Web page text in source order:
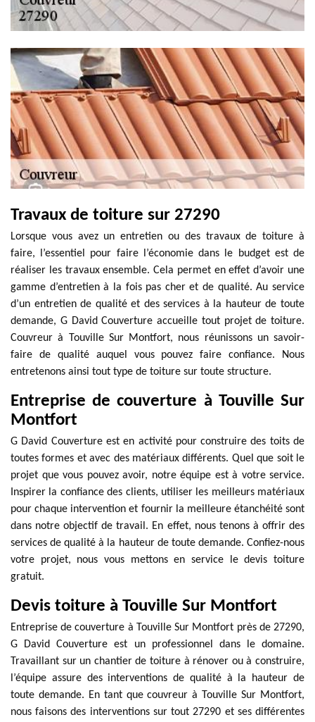
Travaux de toiture sur 27290
Lorsque vous avez un entretien ou des travaux de toiture à
faire, l’essentiel pour faire l’économie dans le budget est de
réaliser les travaux ensemble. Cela permet en effet d’avoir une
gamme d’entretien à la fois pas cher et de qualité. Au service
d’un entretien de qualité et des services à la hauteur de toute
demande, G David Couverture accueille tout projet de toiture.
Couvreur à Touville Sur Montfort, nous réunissons un savoir-
faire de qualité auquel vous pouvez faire confiance. Nous
entretenons ainsi tout type de toiture sur toute structure.
Entreprise de couverture à Touville Sur
Montfort
G David Couverture est en activité pour construire des toits de
toutes formes et avec des matériaux différents. Quel que soit le
projet que vous pouvez avoir, notre équipe est à votre service.
Inspirer la confiance des clients, utiliser les meilleurs matériaux
pour chaque intervention et fournir la meilleure étanchéité sont
dans notre objectif de travail. En effet, nous tenons à offrir des
services de qualité à la hauteur de toute demande. Confiez-nous
votre projet, nous vous mettons en service le devis toiture
gratuit.
Devis toiture à Touville Sur Montfort
Entreprise de couverture à Touville Sur Montfort près de 27290,
G David Couverture est un professionnel dans le domaine.
Travaillant sur un chantier de toiture à rénover ou à construire,
l’équipe assure des interventions de qualité à la hauteur de
toute demande. En tant que couvreur à Touville Sur Montfort,
nous faisons des interventions sur tout 27290 et ses différentes